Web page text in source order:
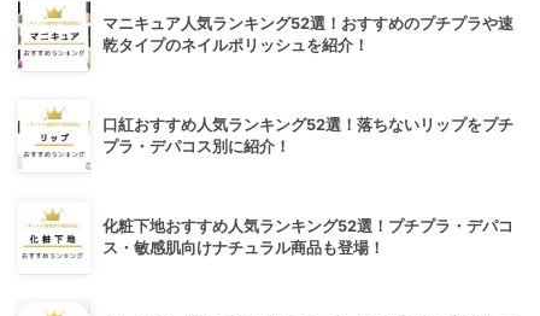
マニキュア人気ランキング52選！おすすめのプチプラや速
乾タイプのネイルポリッシュを紹介！
口紅おすすめ人気ランキング52選！落ちないリップをプチ
プラ・デパコス別に紹介！
化粧下地おすすめ人気ランキング52選！プチプラ・デパコ
ス・敏感肌向けナチュラル商品も登場！